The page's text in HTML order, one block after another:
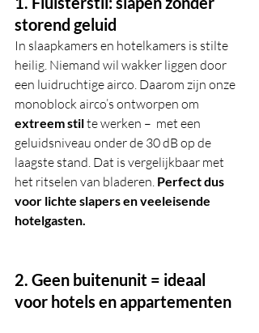
storend geluid
In slaapkamers en hotelkamers is stilte
heilig. Niemand wil wakker liggen door
een luidruchtige airco. Daarom zijn onze
monoblock airco’s ontworpen om
extreem stil te werken –  met een
geluidsniveau onder de 30 dB op de
laagste stand. Dat is vergelijkbaar met
het ritselen van bladeren. Perfect dus
voor lichte slapers en veeleisende
hotelgasten.
2. Geen buitenunit = ideaal
voor hotels en appartementen